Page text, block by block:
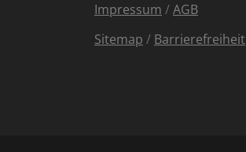
Impressum /AGB
Sitemap / Barrierefreiheit